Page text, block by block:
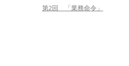
第2回 「業務命令」